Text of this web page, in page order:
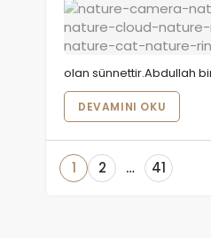
olan sünnettir.Abdullah
DEVAMINI OKU
1 2 … 41